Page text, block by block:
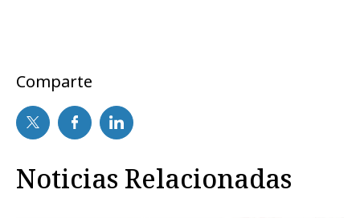
Comparte
Noticias Relacionadas